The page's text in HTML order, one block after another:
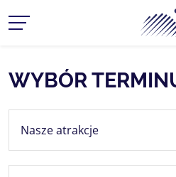
MENU ROZWIJANE
WYBÓR
Nasze atrakcje